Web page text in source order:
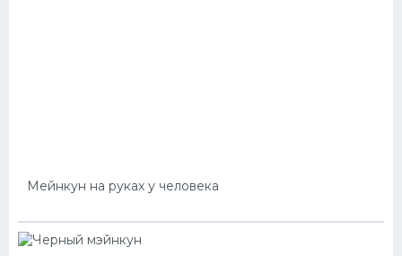
Мейнкун на руках у человека